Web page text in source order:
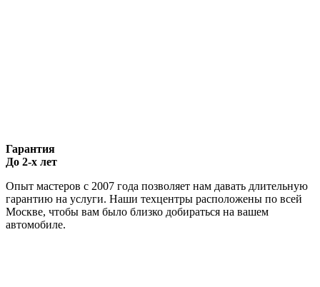
Гарантия
До 2-х лет
Опыт мастеров с 2007 года позволяет нам давать длительную
гарантию на услуги. Наши техцентры расположены по всей
Москве, чтобы вам было близко добираться на вашем
автомобиле.